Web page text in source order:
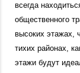
всегда
общественного
высоких этажах,
тихих районах,
этажи будут